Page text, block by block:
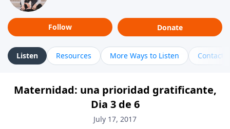
Follow Donate
Listen Resources More Ways to Listen Contact
Maternidad: una prioridad gratificante,
Dia 3 de 6
July 17, 2017